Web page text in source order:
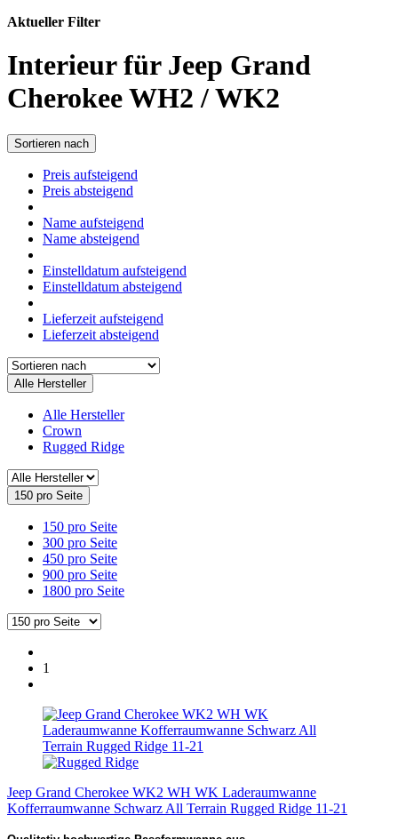
Aktueller Filter
Interieur für Jeep Grand
Cherokee WH2 / WK2
Sortieren nach
Preis aufsteigend
Preis absteigend
Name aufsteigend
Name absteigend
Einstelldatum aufsteigend
Einstelldatum absteigend
Lieferzeit aufsteigend
Lieferzeit absteigend
Alle Hersteller
Alle Hersteller
Crown
Rugged Ridge
150 pro Seite
150 pro Seite
300 pro Seite
450 pro Seite
900 pro Seite
1800 pro Seite
1
Jeep Grand Cherokee WK2 WH WK Laderaumwanne
Kofferraumwanne Schwarz All Terrain Rugged Ridge 11-21